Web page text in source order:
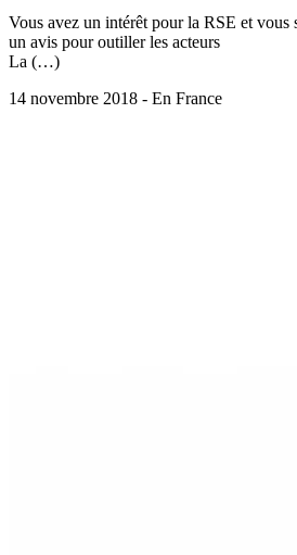
Vous avez un intérêt pour la RSE et
un avis pour outiller les acteurs
La (…)
14 novembre 2018 - En France